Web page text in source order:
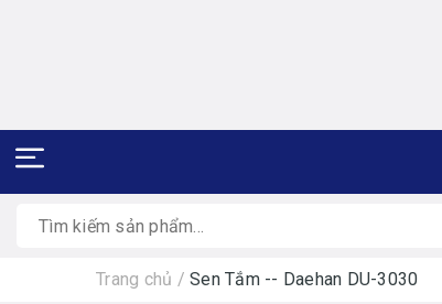
Trang chủ / Sen Tắm -- Daehan DU-3030